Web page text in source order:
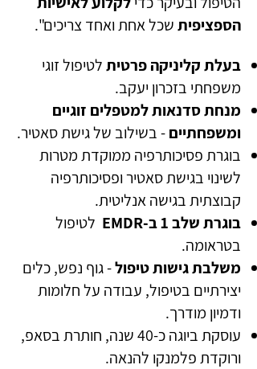
הספציפיתשכל אחת ואחד צריכים".
בעלת קליניקה פרטיתלטיפול זוגי
משפחתי בזכרון יעקב.
מנחת סדנאות למטפלים זוגיים
ומשפחתיים- בשילוב של גישת סאטיר.
בוגרת פסיכותרפיה ממוקדת מטרות
לשינוי בגישת סאטיר ופסיכותרפיה
קבוצתית בגישה אנליטית.
בוגרת שלב 1 ב-EMDR
לטיפול
בטראומה.
משלבת גישות טיפול- גוף נפש, כלים
יצירתיים בטיפול, עבודה על חלומות
ודמיון מודרך.
עוסקת ביוגה כ-40 שנה, חותרת בסאפ,
ורוקדת פלמנקו להנאה.